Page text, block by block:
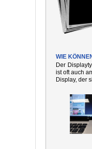
WIE
Der
ist oft auch
Display, der